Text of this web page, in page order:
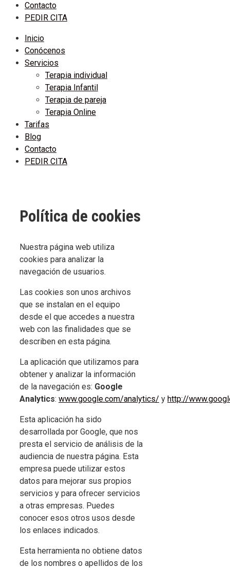
Contacto
PEDIR CITA
Inicio
Conócenos
Servicios
Terapia individual
Terapia Infantil
Terapia de pareja
Terapia Online
Tarifas
Blog
Contacto
PEDIR CITA
Política de cookies
Nuestra página web utiliza
cookies para analizar la
navegación de usuarios.
Las cookies son unos archivos
que se instalan en el equipo
desde el que accedes a nuestra
web con las finalidades que se
describen en esta página.
La aplicación que utilizamos para
obtener y analizar la información
de la navegación es: Google
Analytics: www.google.com/analytics/ y http://
Esta aplicación ha sido
desarrollada por Google, que nos
presta el servicio de análisis de la
audiencia de nuestra página. Esta
empresa puede utilizar estos
datos para mejorar sus propios
servicios y para ofrecer servicios
a otras empresas. Puedes
conocer esos otros usos desde
los enlaces indicados.
Esta herramienta no obtiene datos
de los nombres o apellidos de los